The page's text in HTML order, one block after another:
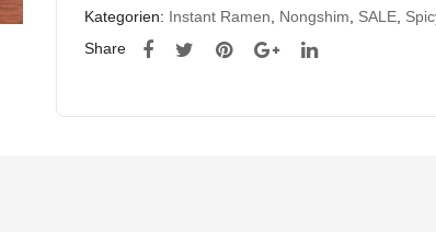
Kategorien: Instant Ramen, Nongshim, SALE,
Share